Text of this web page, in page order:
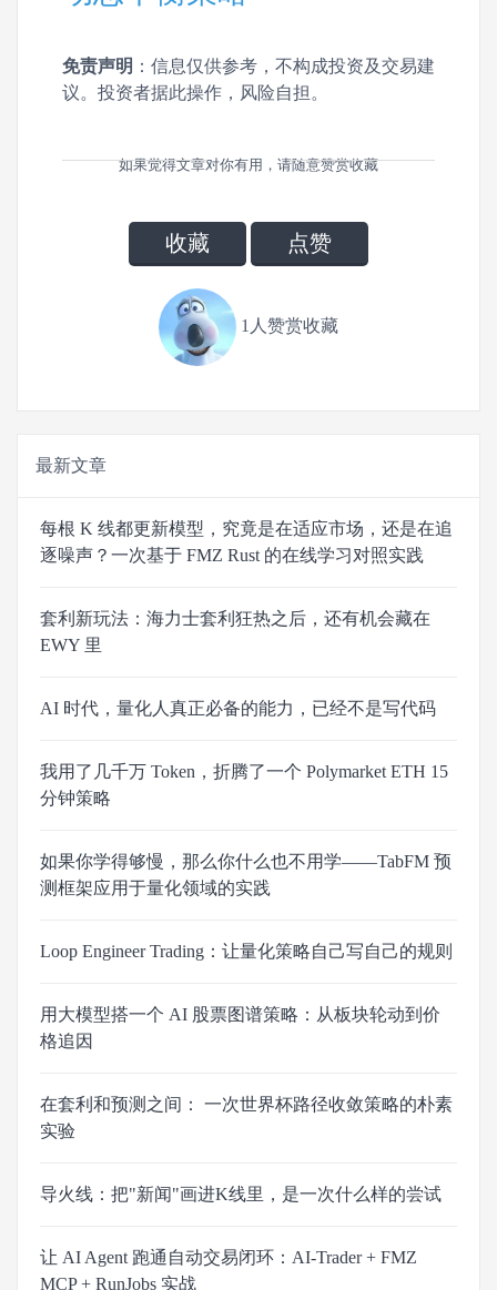
免责声明 ：信息仅供参考，不构成投资及交易建
议。投资者据此操作，风险自担。
如果觉得文章对你有用，请随意赞赏收藏
收藏 点赞
1人赞赏收藏
最新文章
每根 K 线都更新模型，究竟是在适应市场，还是在追
逐噪声？一次基于 FMZ Rust 的在线学习对照实践
套利新玩法：海力士套利狂热之后，还有机会藏在
EWY 里
AI 时代，量化人真正必备的能力，已经不是写代码
我用了几千万 Token，折腾了一个 Polymarket ETH 15
分钟策略
如果你学得够慢，那么你什么也不用学——TabFM 预
测框架应用于量化领域的实践
Loop Engineer Trading：让量化策略自己写自己的规则
用大模型搭一个 AI 股票图谱策略：从板块轮动到价
格追因
在套利和预测之间： 一次世界杯路径收敛策略的朴素
实验
导火线：把"新闻"画进K线里，是一次什么样的尝试
让 AI Agent 跑通自动交易闭环：AI-Trader + FMZ
MCP + RunJobs 实战